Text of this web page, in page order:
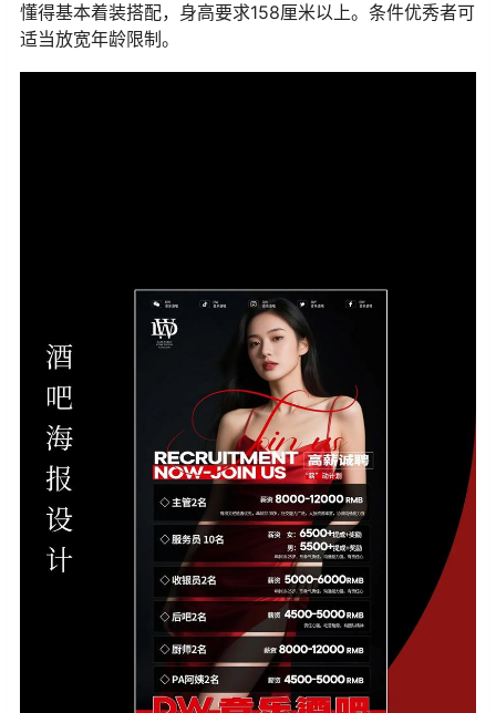
懂得基本着装搭配，身高要求158厘米以上。条件优秀者可
适当放宽年龄限制。